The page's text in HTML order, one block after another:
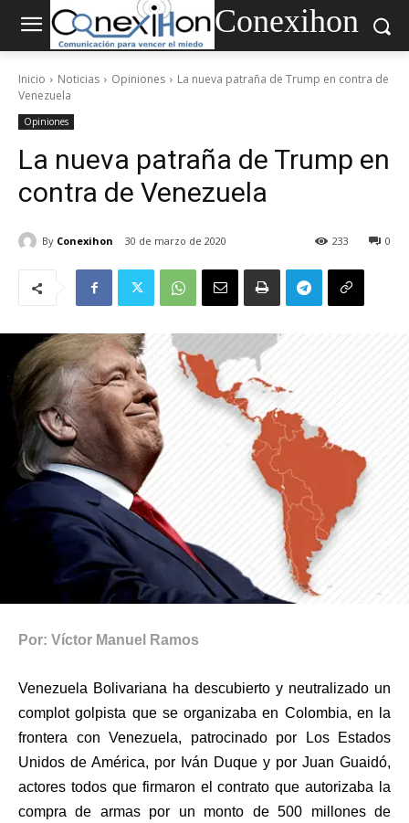
Conexihon
Inicio Noticias Opiniones
La nueva patraña de Trump en contra de
Venezuela
Opiniones
La nueva patraña de Trump en
contra de Venezuela
By Conexihon 30 de marzo de 2020 0
233
Por: Víctor Manuel Ramos
Venezuela Bolivariana ha descubierto y neutralizado un
complot golpista que se organizaba en Colombia, en la
frontera con Venezuela, patrocinado por Los Estados
Unidos de América, por Iván Duque y por Juan Guaidó,
actores todos que firmaron el contrato que autorizaba la
compra de armas por un monto de 500 millones de